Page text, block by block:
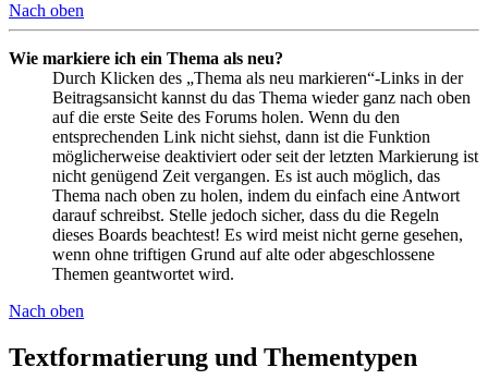
Nach oben
Wie markiere ich ein Thema als neu?
Durch Klicken des „Thema als neu markieren“-Links in der
Beitragsansicht kannst du das Thema wieder ganz nach oben
auf die erste Seite des Forums holen. Wenn du den
entsprechenden Link nicht siehst, dann ist die Funktion
möglicherweise deaktiviert oder seit der letzten Markierung ist
nicht genügend Zeit vergangen. Es ist auch möglich, das
Thema nach oben zu holen, indem du einfach eine Antwort
darauf schreibst. Stelle jedoch sicher, dass du die Regeln
dieses Boards beachtest! Es wird meist nicht gerne gesehen,
wenn ohne triftigen Grund auf alte oder abgeschlossene
Themen geantwortet wird.
Nach oben
Textformatierung und Thementypen